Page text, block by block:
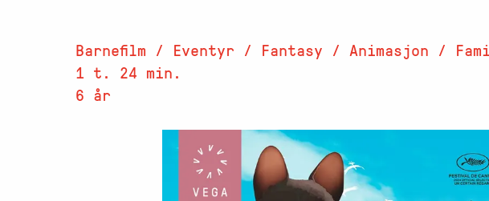
Barnefilm / Eventyr / Fantasy / Animasjon /
1 t. 24 min.
6 år